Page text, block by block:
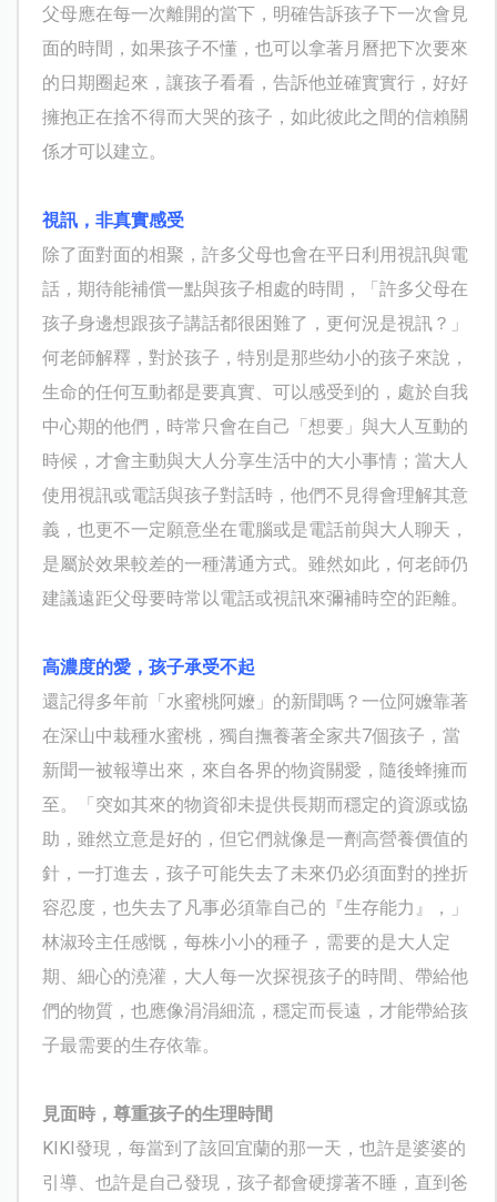
父母應在每一次離開的當下，明確告訴孩子下一次會見
面的時間，如果孩子不懂，也可以拿著月曆把下次要來
的日期圈起來，讓孩子看看，告訴他並確實實行，好好
擁抱正在捨不得而大哭的孩子，如此彼此之間的信賴關
係才可以建立。
視訊，非真實感受
除了面對面的相聚，許多父母也會在平日利用視訊與電
話，期待能補償一點與孩子相處的時間，「許多父母在
孩子身邊想跟孩子講話都很困難了，更何況是視訊？」
何老師解釋，對於孩子，特別是那些幼小的孩子來說，
生命的任何互動都是要真實、可以感受到的，處於自我
中心期的他們，時常只會在自己「想要」與大人互動的
時候，才會主動與大人分享生活中的大小事情；當大人
使用視訊或電話與孩子對話時，他們不見得會理解其意
義，也更不一定願意坐在電腦或是電話前與大人聊天，
是屬於效果較差的一種溝通方式。雖然如此，何老師仍
建議遠距父母要時常以電話或視訊來彌補時空的距離。
高濃度的愛，孩子承受不起
還記得多年前「水蜜桃阿嬤」的新聞嗎？一位阿嬤靠著
在深山中栽種水蜜桃，獨自撫養著全家共7個孩子，當
新聞一被報導出來，來自各界的物資關愛，隨後蜂擁而
至。「突如其來的物資卻未提供長期而穩定的資源或協
助，雖然立意是好的，但它們就像是一劑高營養價值的
針，一打進去，孩子可能失去了未來仍必須面對的挫折
容忍度，也失去了凡事必須靠自己的『生存能力』，」
林淑玲主任感慨，每株小小的種子，需要的是大人定
期、細心的澆灌，大人每一次探視孩子的時間、帶給他
們的物質，也應像涓涓細流，穩定而長遠，才能帶給孩
子最需要的生存依靠。
見面時，尊重孩子的生理時間
KIKI 發現，每當到了該回宜蘭的那一天，也許是婆婆的
引導、也許是自己發現，孩子都會硬撐著不睡，直到爸